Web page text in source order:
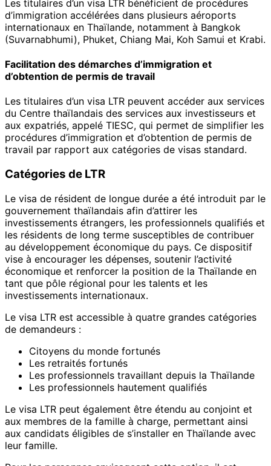
Les titulaires d’un visa LTR bénéficient de procédures
d’immigration accélérées dans plusieurs aéroports
internationaux en Thaïlande, notamment à Bangkok
(Suvarnabhumi), Phuket, Chiang Mai, Koh Samui et Krabi.
Facilitation des démarches d’immigration et
d’obtention de permis de travail
Les titulaires d’un visa LTR peuvent accéder aux services
du Centre thaïlandais des services aux investisseurs et
aux expatriés, appelé TIESC, qui permet de simplifier les
procédures d’immigration et d’obtention de permis de
travail par rapport aux catégories de visas standard.
Catégories de LTR
Le visa de résident de longue durée a été introduit par le
gouvernement thaïlandais afin d’attirer les
investissements étrangers, les professionnels qualifiés et
les résidents de long terme susceptibles de contribuer
au développement économique du pays. Ce dispositif
vise à encourager les dépenses, soutenir l’activité
économique et renforcer la position de la Thaïlande en
tant que pôle régional pour les talents et les
investissements internationaux.
Le visa LTR est accessible à quatre grandes catégories
de demandeurs :
Citoyens du monde fortunés
Les retraités fortunés
Les professionnels travaillant depuis la Thaïlande
Les professionnels hautement qualifiés
Le visa LTR peut également être étendu au conjoint et
aux membres de la famille à charge, permettant ainsi
aux candidats éligibles de s’installer en Thaïlande avec
leur famille.